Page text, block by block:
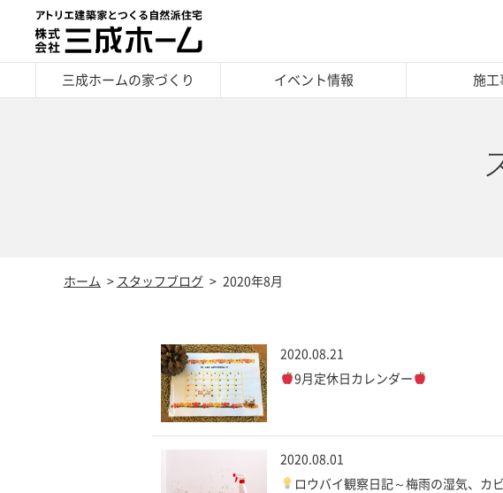
三成ホームの家づくり イベント情報 施工
ホーム スタッフブログ 2020年8月
2020.08.21
9月定休日カレンダー
2020.08.01
ロウバイ観察日記～梅雨の湿気、カ